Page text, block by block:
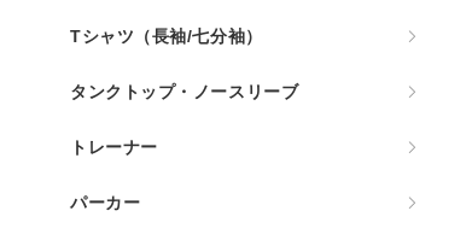
Tシャツ（長袖/七分袖）
タンクトップ・ノースリーブ
トレーナー
パーカー